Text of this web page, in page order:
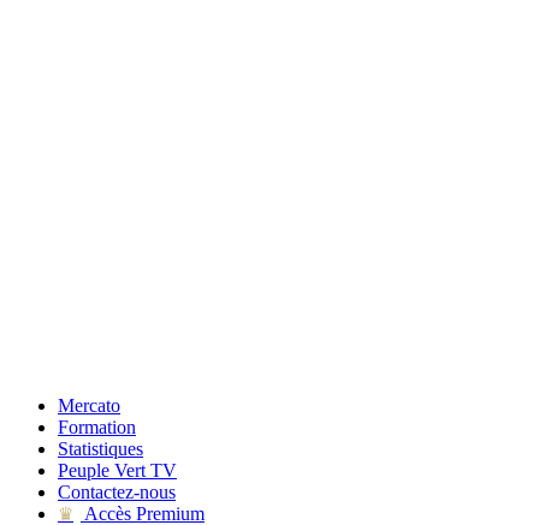
Mercato
Formation
Statistiques
Peuple Vert TV
Contactez-nous
♛
Accès Premium